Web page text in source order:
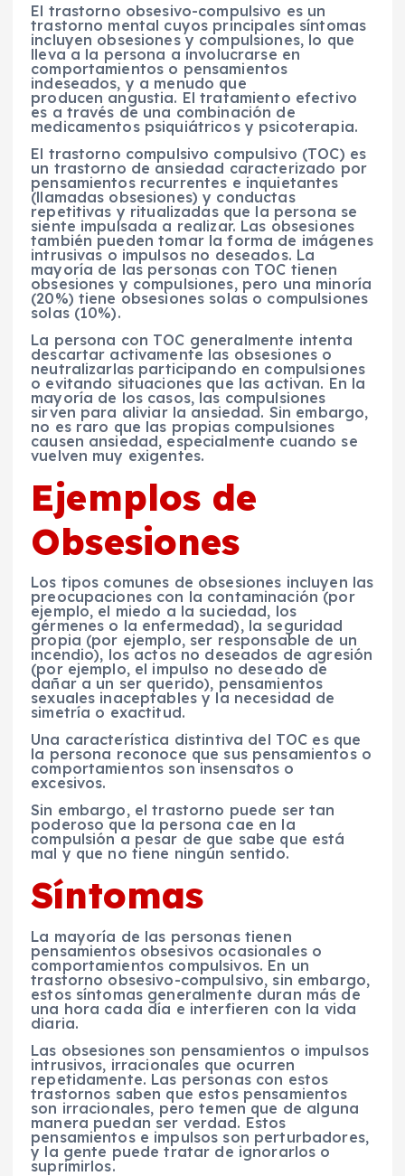
El trastorno obsesivo-compulsivo es un
trastorno mental cuyos principales síntomas
incluyen obsesiones y compulsiones, lo que
lleva a la persona a involucrarse en
comportamientos o pensamientos
indeseados, y a menudo que
producen angustia. El tratamiento efectivo
es a través de una combinación de
medicamentos psiquiátricos y psicoterapia.
El trastorno compulsivo compulsivo (TOC) es
un trastorno de ansiedad caracterizado por
pensamientos recurrentes e inquietantes
(llamadas obsesiones) y conductas
repetitivas y ritualizadas que la persona se
siente impulsada a realizar. Las obsesiones
también pueden tomar la forma de imágenes
intrusivas o impulsos no deseados. La
mayoría de las personas con TOC tienen
obsesiones y compulsiones, pero una minoría
(20%) tiene obsesiones solas o compulsiones
solas (10%).
La persona con TOC generalmente intenta
descartar activamente las obsesiones o
neutralizarlas participando en compulsiones
o evitando situaciones que las activan. En la
mayoría de los casos, las compulsiones
sirven para aliviar la ansiedad. Sin embargo,
no es raro que las propias compulsiones
causen ansiedad, especialmente cuando se
vuelven muy exigentes.
Ejemplos de
Obsesiones
Los tipos comunes de obsesiones incluyen las
preocupaciones con la contaminación (por
ejemplo, el miedo a la suciedad, los
gérmenes o la enfermedad), la seguridad
propia (por ejemplo, ser responsable de un
incendio), los actos no deseados de agresión
(por ejemplo, el impulso no deseado de
dañar a un ser querido), pensamientos
sexuales inaceptables y la necesidad de
simetría o exactitud.
Una característica distintiva del TOC es que
la persona reconoce que sus pensamientos o
comportamientos son insensatos o
excesivos.
Sin embargo, el trastorno puede ser tan
poderoso que la persona cae en la
compulsión a pesar de que sabe que está
mal y que no tiene ningún sentido.
Síntomas
La mayoría de las personas tienen
pensamientos obsesivos ocasionales o
comportamientos compulsivos. En un
trastorno obsesivo-compulsivo, sin embargo,
estos síntomas generalmente duran más de
una hora cada día e interfieren con la vida
diaria.
Las obsesiones son pensamientos o impulsos
intrusivos, irracionales que ocurren
repetidamente. Las personas con estos
trastornos saben que estos pensamientos
son irracionales, pero temen que de alguna
manera puedan ser verdad. Estos
pensamientos e impulsos son perturbadores,
y la gente puede tratar de ignorarlos o
suprimirlos.